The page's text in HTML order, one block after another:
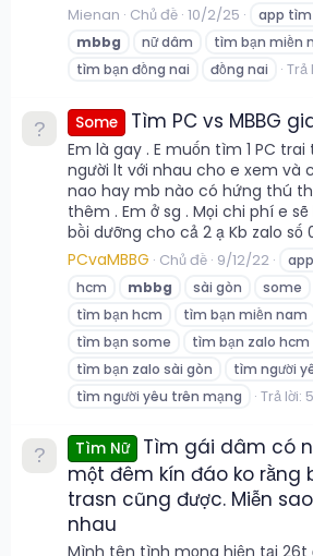
Mienan Chủ đề 10/2/25 app tìm
mbbg
nữ dâm
tìm bạn miền
tìm bạn đồng nai
đồng nai Trả
Some Tìm PC vs MBBG
Em là gay . E muốn tìm 1 PC trai
người lt với nhau cho e xem và
nao hay mb nào có hứng thú
thêm . Em ở sg . Mọi chi phí e
bồi dưỡng cho cả 2 ạ Kb zalo số
PCvaMBBG Chủ đề 9/12/22
hcm
mbbg sài gòn some
tìm bạn hcm
tìm bạn miền nam
tìm bạn some
tìm bạn zalo hcm
tìm bạn zalo sài gòn
tìm người
tìm người yêu trên mạng
Trả lời: 5
Tìm Nữ
Tìm gái dâm có
một đêm kín đáo ko rằng
trasn cũng được. Miễn
nhau
Mình tên tình mọng hiện tại 26t